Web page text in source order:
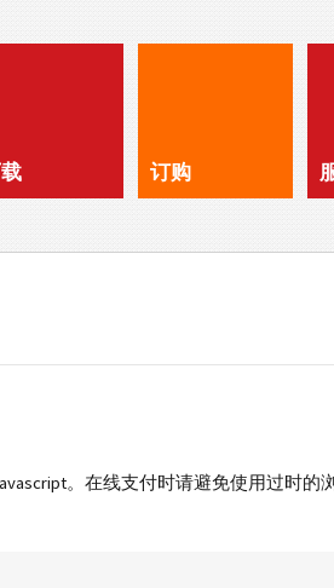
订购
。在线支付时请避免使用过时的